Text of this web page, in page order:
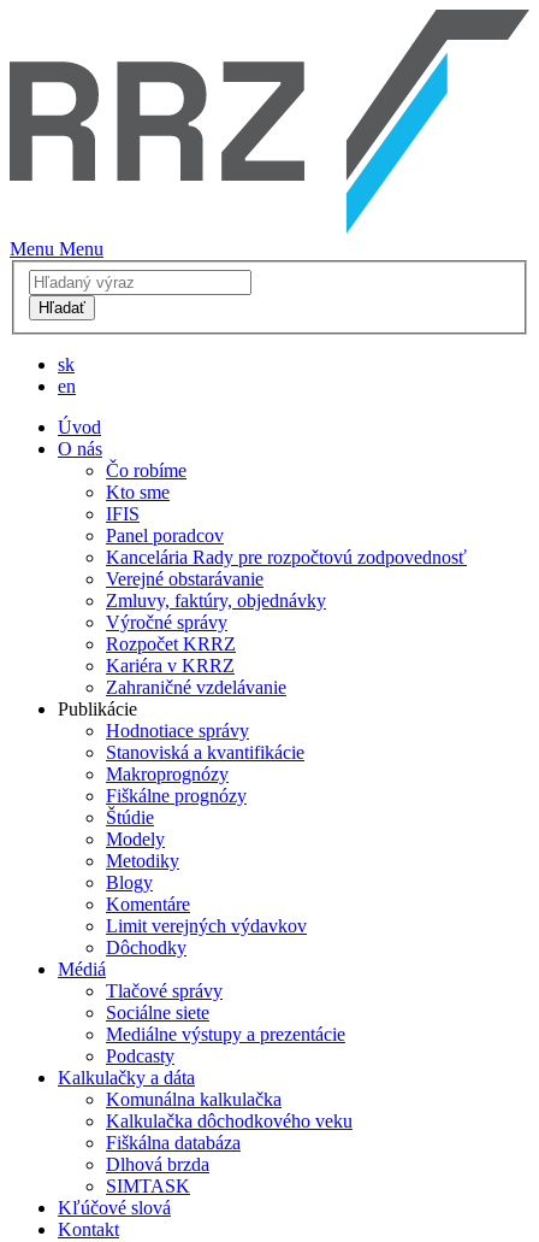
Menu Menu
Hľadať
sk
en
Úvod
O nás
Čo robíme
Kto sme
IFIS
Panel poradcov
Kancelária Rady pre rozpočtovú zodpovednosť
Verejné obstarávanie
Zmluvy, faktúry, objednávky
Výročné správy
Rozpočet KRRZ
Kariéra v KRRZ
Zahraničné vzdelávanie
Publikácie
Hodnotiace správy
Stanoviská a kvantifikácie
Makroprognózy
Fiškálne prognózy
Štúdie
Modely
Metodiky
Blogy
Komentáre
Limit verejných výdavkov
Dôchodky
Médiá
Tlačové správy
Sociálne siete
Mediálne výstupy a prezentácie
Podcasty
Kalkulačky a dáta
Komunálna kalkulačka
Kalkulačka dôchodkového veku
Fiškálna databáza
Dlhová brzda
SIMTASK
Kľúčové slová
Kontakt